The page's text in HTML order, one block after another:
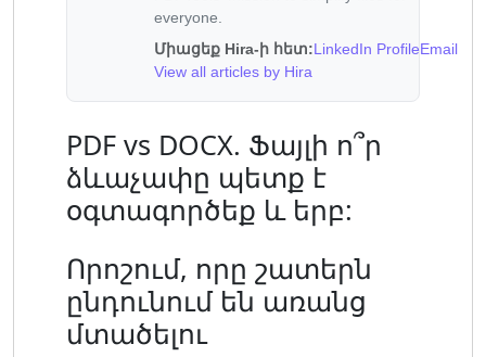
everyone.
Միացեք Hira-ի հետ:LinkedIn ProfileEmail
View all articles by Hira
PDF vs DOCX. Ֆայլի ո՞ր
ձևաչափը պետք է
օգտագործեք և երբ:
Որոշում, որը շատերն
ընդունում են առանց
մտածելու